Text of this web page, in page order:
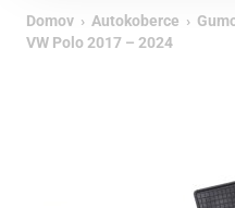
Domov › Autokoberce ›
VW Polo 2017 – 2024